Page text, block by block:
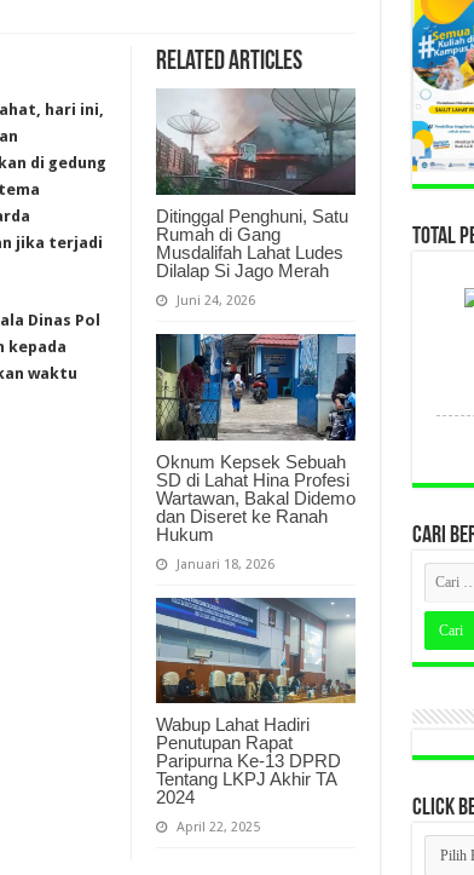
Related Articles
Ditinggal Penghuni, Satu
Rumah di Gang
Musdalifah Lahat Ludes
Dilalap Si Jago Merah
Juni 24, 2026
Oknum Kepsek Sebuah
SD di Lahat Hina Profesi
Wartawan, Bakal Didemo
dan Diseret ke Ranah
Hukum
Januari 18, 2026
Wabup Lahat Hadiri
Penutupan Rapat
Paripurna Ke-13 DPRD
Tentang LKPJ Akhir TA
2024
April 22, 2025
hari ini,
di gedung
jika terjadi
Dinas Pol
kepada
waktu
TOTAL
CARI
CLICK
CLICK
BERITA